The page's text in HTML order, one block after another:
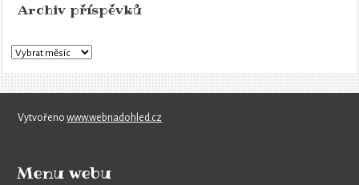
Archiv příspěvků
Vytvořenowww.webnadohled.cz
Menu webu